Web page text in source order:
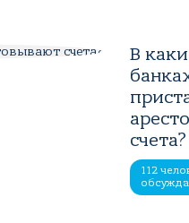
В
счета?
112